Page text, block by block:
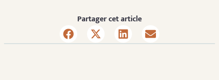
Partager cet article